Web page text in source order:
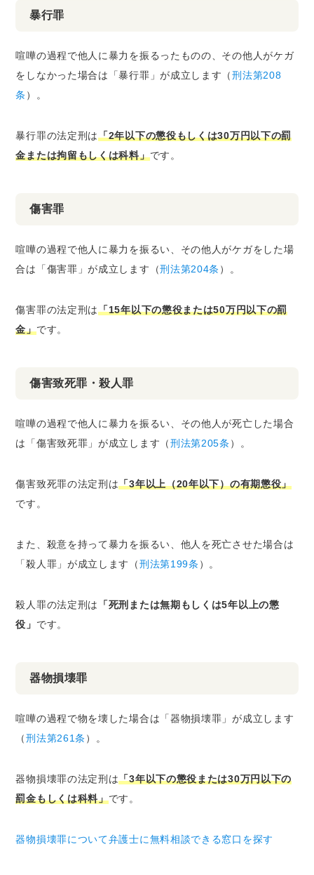
暴行罪
喧嘩の過程で他人に暴力を振るったものの、その他人がケガ
をしなかった場合は「暴行罪」が成立します（刑法第208
条 ）。
暴行罪の法定刑は「2年以下の懲役もしくは30万円以下の罰
金または拘留もしくは科料」です。
傷害罪
喧嘩の過程で他人に暴力を振るい、その他人がケガをした場
合は「傷害罪」が成立します（刑法第204条 ）。
傷害罪の法定刑は「15年以下の懲役または50万円以下の罰
金」です。
傷害致死罪・殺人罪
喧嘩の過程で他人に暴力を振るい、その他人が死亡した場合
は「傷害致死罪」が成立します（刑法第205条 ）。
傷害致死罪の法定刑は「3年以上（20年以下）の有期懲役」
です。
また、殺意を持って暴力を振るい、他人を死亡させた場合は
「殺人罪」が成立します（刑法第199条 ）。
殺人罪の法定刑は
「死刑または無期もしくは5年以上の懲
役」 です。
器物損壊罪
喧嘩の過程で物を壊した場合は「器物損壊罪」が成立します
（刑法第261条 ）。
器物損壊罪の法定刑は「3年以下の懲役または30万円以下の
罰金もしくは科料」です。
器物損壊罪について弁護士に無料相談できる窓口を探す